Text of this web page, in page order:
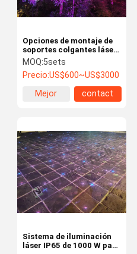
Opciones de montaje de
soportes colgantes láser
para iluminación con
tecnología láser
avanzada
MOQ:5sets
Precio:US$600~US$3000
Mejor
contact
Sistema de iluminación
láser IP65 de 1000 W para